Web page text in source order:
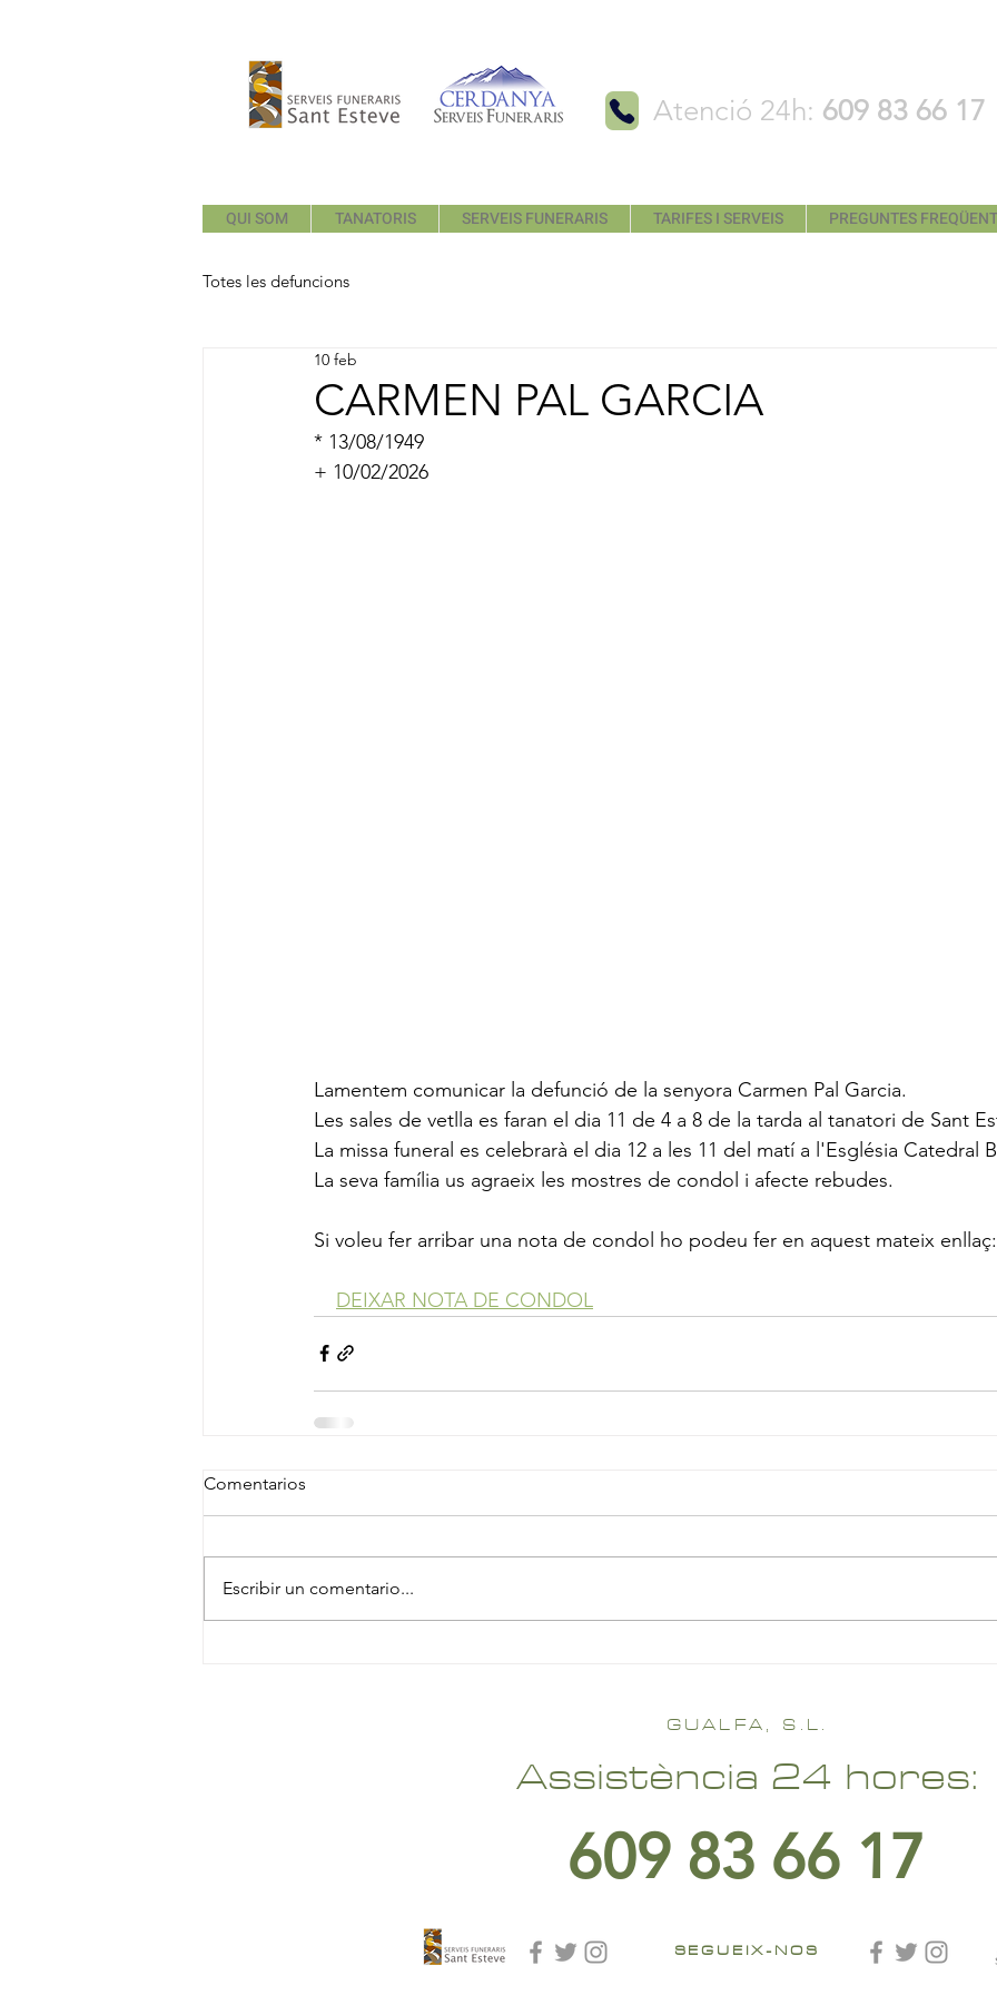
Atenció 24h: 609 83 66 17
QUI SOM TANATORIS SERVEIS FUNERARIS TARIFES I SERVEIS PREGUNTES
Totes les defuncions
CARMEN PAL GARCIA
10 feb
* 13/08/1949
+ 10/02/2026
Lamentem comunicar la defunció de la senyora Carmen Pal Garcia.
Les sales de vetlla es faran el dia 11 de 4 a 8 de la tarda al tanatori de Sant
La missa funeral es celebrarà el dia 12 a les 11 del matí a l'Església Catedral
La seva família us agraeix les mostres de condol i afecte rebudes.
Si voleu fer arribar una nota de condol ho podeu fer en aquest mateix enllaç:
DEIXAR NOTA DE CONDOL
Comentarios
Escribir un comentario...
GUALFA, S.L.
Assistència 24 hores:
609 83 66 17
SEGUEIX-NOS